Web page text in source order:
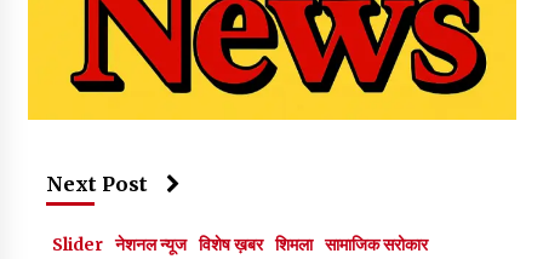
Next Post
Slider नेशनल न्यूज विशेष ख़बर शिमला सामाजिक सरोकार